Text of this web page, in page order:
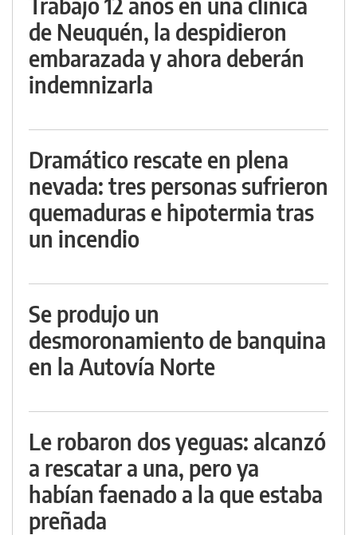
de Neuquén, la despidieron
embarazada y ahora deberán
indemnizarla
Dramático rescate en plena
nevada: tres personas sufrieron
quemaduras e hipotermia tras
un incendio
Se produjo un
desmoronamiento de banquina
en la Autovía Norte
Le robaron dos yeguas: alcanzó
a rescatar a una, pero ya
habían faenado a la que estaba
preñada